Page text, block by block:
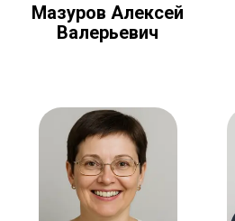
Мазуров Алексей
Валерьевич